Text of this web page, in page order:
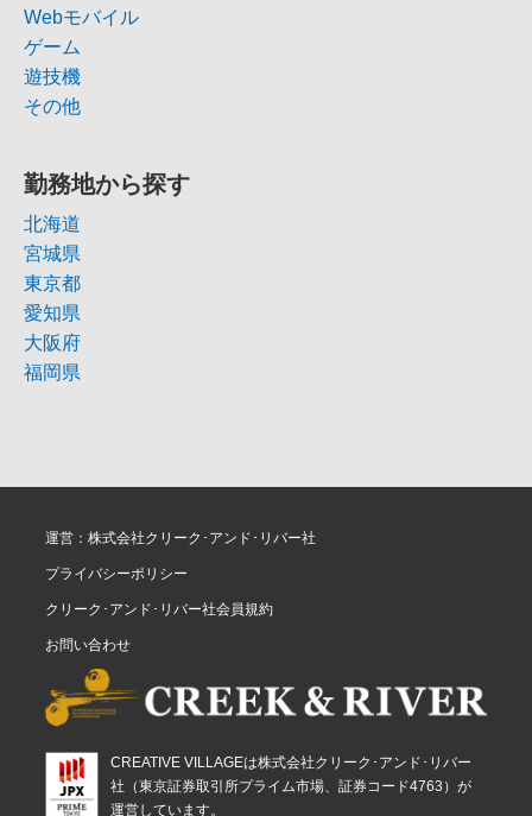
Webモバイル
ゲーム
遊技機
その他
勤務地から探す
北海道
宮城県
東京都
愛知県
大阪府
福岡県
運営：株式会社クリーク･アンド･リバー社
プライバシーポリシー
クリーク･アンド･リバー社会員規約
お問い合わせ
CREATIVE VILLAGEは株式会社クリーク･アンド･リバー
社（東京証券取引所プライム市場、証券コード4763）が
運営しています。